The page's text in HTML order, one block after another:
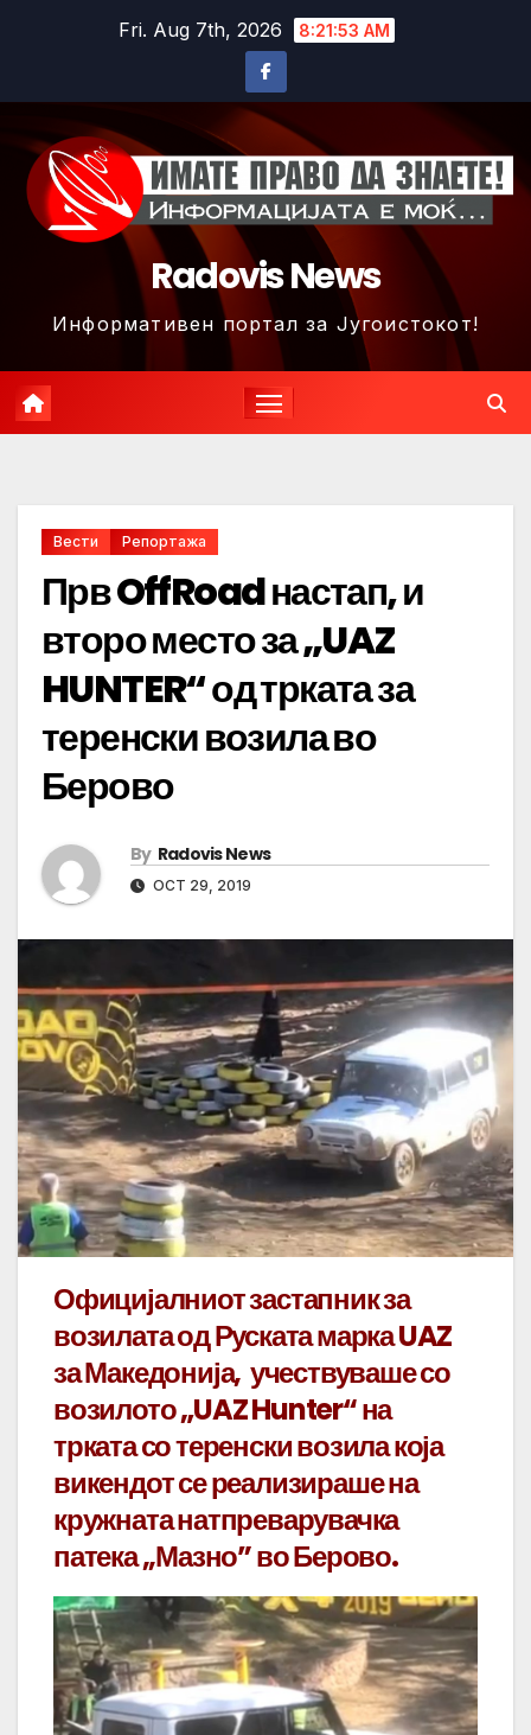
Fri. Aug 7th, 2026 8:21:56 AM
Radovis News
Информативен портал за Југоистокот!
Вести Репортажа
Прв OffRoad настап, и
второ место за „UAZ
HUNTER“ од трката за
теренски возила во
Берово
By Radovis News
OCT 29, 2019
Официјалниот застапник за
возилата од Руската марка UAZ
за Македонија, учествуваше со
возилото „UAZ Hunter“ на
трката со теренски возила која
викендот се реализираше на
кружната натпреварувачка
патека ,,Мазно” во Берово.